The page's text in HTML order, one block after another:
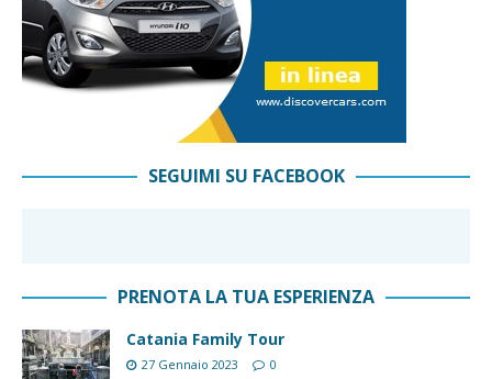
SEGUIMI SU FACEBOOK
PRENOTA LA TUA ESPERIENZA
Catania Family Tour
27 Gennaio 2023 0